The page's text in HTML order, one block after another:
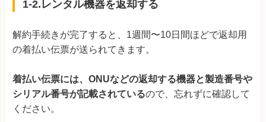
1-2.レンタル機器を返却する
解約手続きが完了すると、1週間〜10日間ほどで返却用
の着払い伝票が送られてきます。
着払い伝票には、ONUなどの返却する機器と製造番号や
シリアル番号が記載されているので、忘れずに確認して
ください。